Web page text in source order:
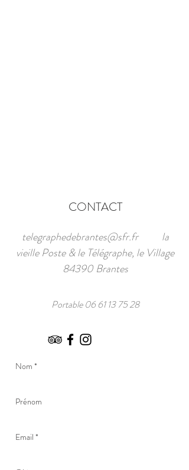
CONTACT
telegraphedebrantes@sfr.frla
vieille Poste & le Télégraphe, le Village
84390 Brantes
Portable06 61 13 75 28